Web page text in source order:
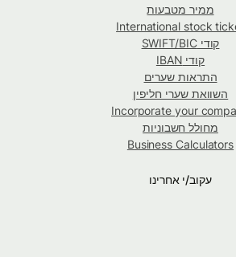
ממיר מטבעות
International stock
קודי SWIFT/BIC
קודי IBAN
התראות שערים
השוואת שערי חליפין
Incorporate your
מחולל חשבוניות
Business
עקוב/י אחרינו